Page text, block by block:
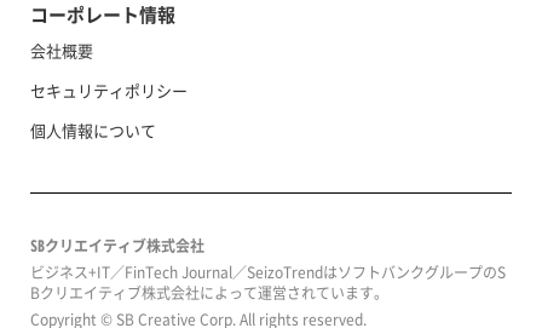
コーポレート情報
会社概要
セキュリティポリシー
個人情報について
SBクリエイティブ株式会社
ビジネス+IT／FinTech Journal／SeizoTrendはソフトバンクグループのS
Bクリエイティブ株式会社によって運営されています。
Copyright © SB Creative Corp. All rights reserved.